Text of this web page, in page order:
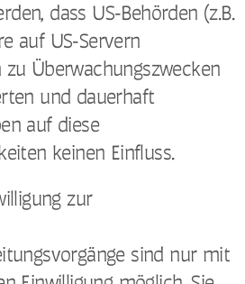
dass US-Behörden (z.B.
auf US-Servern
Überwachungszwecken
und dauerhaft
auf diese
keinen Einfluss.
zur
sind nur mit